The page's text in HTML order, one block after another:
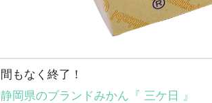
間もなく終了！
静岡県のブランドみかん『 三ケ日 』